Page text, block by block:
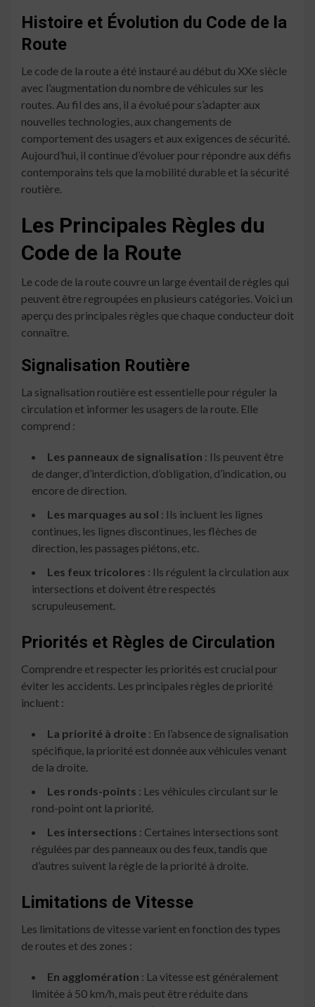
Histoire et Évolution du Code de la
Route
Le code de la route a été instauré au début du XXe siècle
avec l’augmentation du nombre de véhicules sur les
routes. Au fil des ans, il a évolué pour s’adapter aux
nouvelles technologies, aux changements de
comportement des usagers et aux exigences de sécurité.
Aujourd’hui, il continue d’évoluer pour répondre aux défis
contemporains tels que la mobilité durable et la sécurité
routière.
Les Principales Règles du
Code de la Route
Le code de la route couvre un large éventail de règles qui
peuvent être regroupées en plusieurs catégories. Voici un
aperçu des principales règles que chaque conducteur doit
connaître.
Signalisation Routière
La signalisation routière est essentielle pour réguler la
circulation et informer les usagers de la route. Elle
comprend :
Les panneaux de signalisation : Ils peuvent être
de danger, d’interdiction, d’obligation, d’indication, ou
encore de direction.
Les marquages au sol : Ils incluent les lignes
continues, les lignes discontinues, les flèches de
direction, les passages piétons, etc.
Les feux tricolores : Ils régulent la circulation aux
intersections et doivent être respectés
scrupuleusement.
Priorités et Règles de Circulation
Comprendre et respecter les priorités est crucial pour
éviter les accidents. Les principales règles de priorité
incluent :
La priorité à droite : En l’absence de signalisation
spécifique, la priorité est donnée aux véhicules venant
de la droite.
Les ronds-points : Les véhicules circulant sur le
rond-point ont la priorité.
Les intersections : Certaines intersections sont
régulées par des panneaux ou des feux, tandis que
d’autres suivent la règle de la priorité à droite.
Limitations de Vitesse
Les limitations de vitesse varient en fonction des types
de routes et des zones :
En agglomération : La vitesse est généralement
limitée à 50 km/h, mais peut être réduite dans